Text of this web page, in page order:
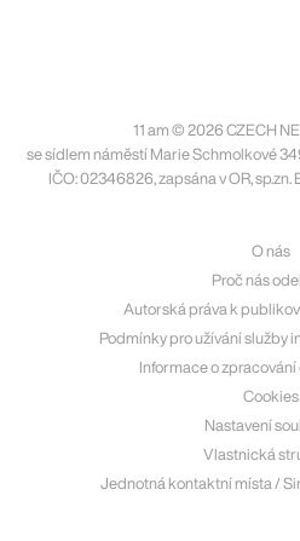
11 am © 2026 CZECH
se sídlem náměstí Marie Schmolkové
IČO: 02346826, zapsána v OR,
O nás
Proč nás
Autorská práva k
Podmínky pro užívání služby
Informace o
Cookies
Nastavení
Vlastnická
Jednotná kontaktní místa /